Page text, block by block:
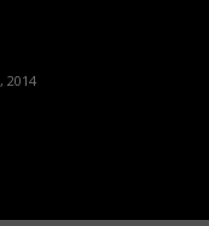
2014